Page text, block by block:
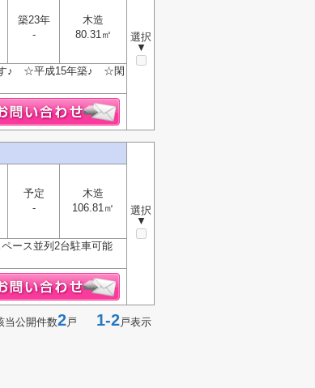
選択
▼
築23年
-
木造
80.31㎡
す♪ ☆平成15年築♪ ☆閑
選択
▼
予定
-
木造
106.81㎡
ース並列2台駐車可能
当公開件数2戸 1-2戸表示